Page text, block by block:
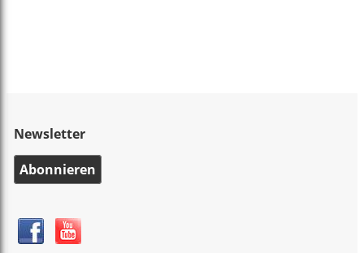
Newsletter
Abonnieren